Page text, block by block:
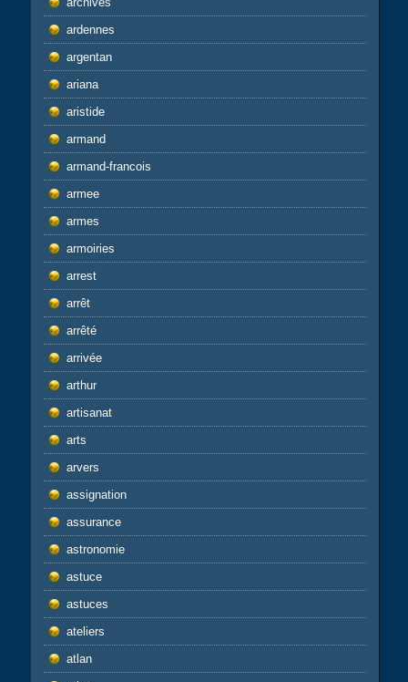
ardennes
argentan
ariana
aristide
armand
armand-francois
armee
armes
armoiries
arrest
arrêt
arrêté
arrivée
arthur
artisanat
arts
arvers
assignation
assurance
astronomie
astuce
astuces
ateliers
atlan